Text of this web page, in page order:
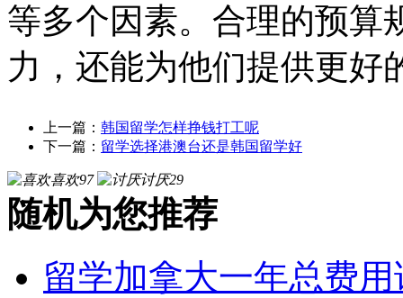
等多个因素。合理的预算
力，还能为他们提供更好
上一篇： 韩国留学怎样挣钱打工呢
下一篇： 留学选择港澳台还是韩国留学好
喜欢97 讨厌29
随机为您推荐
留学加拿大一年总费